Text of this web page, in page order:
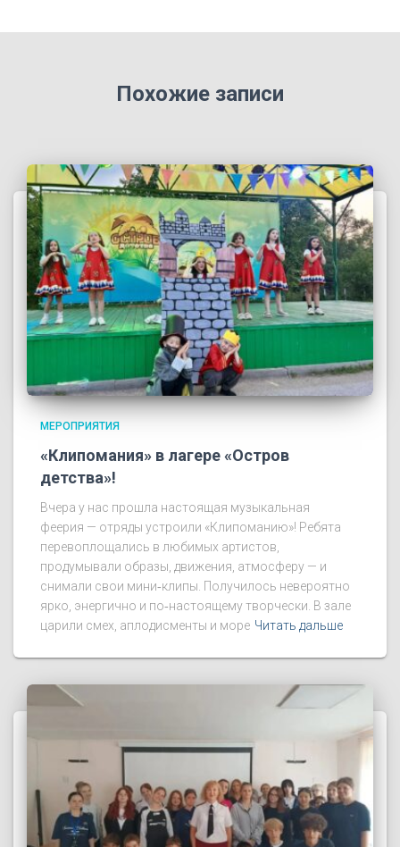
Похожие записи
МЕРОПРИЯТИЯ
«Клипомания» в лагере «Остров
детства»!
Вчера у нас прошла настоящая музыкальная
феерия — отряды устроили «Клипоманию»! Ребята
перевоплощались в любимых артистов,
продумывали образы, движения, атмосферу — и
снимали свои мини‑клипы. Получилось невероятно
ярко, энергично и по‑настоящему творчески. В зале
царили смех, аплодисменты и море Читать дальше